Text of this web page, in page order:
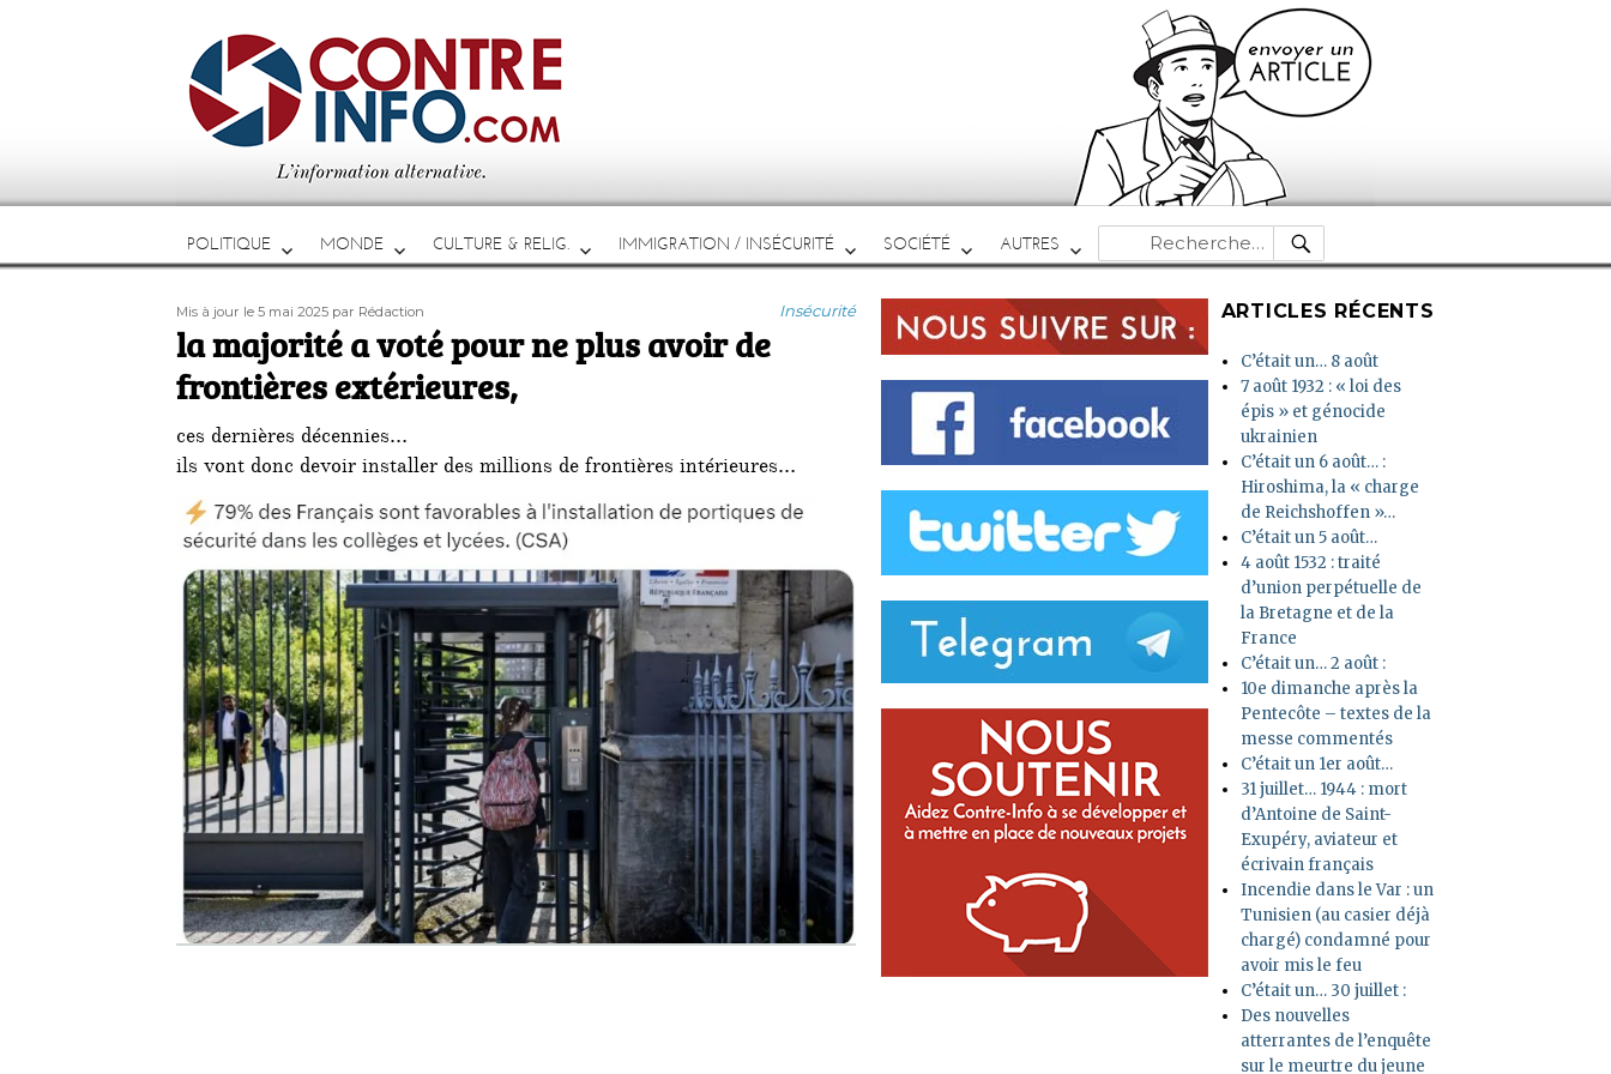
POLITIQUE MONDE CULTURE & RELIG. IMMIGRATION / INSÉCURITÉ SOCIÉTÉ AUTRES
Recherche
pour :
RECHERCHE
Publié
le
Mis à jour le 5 mai 2025 Auteur
par Rédaction Catégories
Insécurité
la majorité a voté pour ne plus avoir de
frontières extérieures,
ces dernières décennies…
ils vont donc devoir installer des millions de frontières intérieures…
ARTICLES RÉCENTS
C’était un… 8 août
7 août 1932 : « loi des
épis » et génocide
ukrainien
C’était un 6 août… :
Hiroshima, la « charge
de Reichshoffen »…
C’était un 5 août…
4 août 1532 : traité
d’union perpétuelle de
la Bretagne et de la
France
C’était un… 2 août :
10e dimanche après la
Pentecôte – textes de la
messe commentés
C’était un 1er août…
31 juillet… 1944 : mort
d’Antoine de Saint-
Exupéry, aviateur et
écrivain français
Incendie dans le Var : un
Tunisien (au casier déjà
chargé) condamné pour
avoir mis le feu
C’était un… 30 juillet :
Des nouvelles
atterrantes de l’enquête
sur le meurtre du jeune